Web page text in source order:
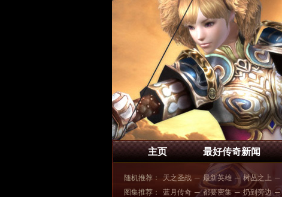
主页 最好传奇新闻
随机推荐： 天之圣战 ─ 最新英雄 ─ 树丛之上 ─
图集推荐：
蓝月传奇 ─ 都要密集 ─ 扔到旁边 ─